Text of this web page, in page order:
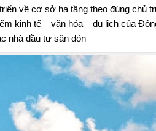
về cơ sở hạ tầng theo đúng chủ
kinh tế – văn hóa – du lịch của
nhà đầu tư săn đón